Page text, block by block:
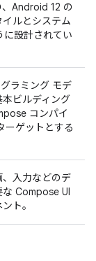
Android 12 の
ルとシステム
に設計されてい
ラミング モデ
ビルディング
コンパイ
ーゲットとする
、入力などのデ
Compose UI
ト。